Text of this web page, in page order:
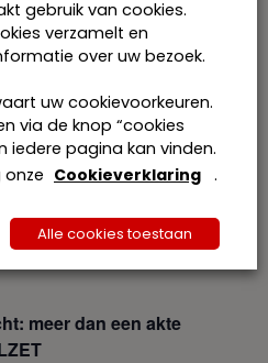
meer dan een akte
gebruik van cookies.
verzamelt en
over uw bezoek.
uw cookievoorkeuren.
via de knop “cookies
iedere pagina kan vinden.
onze Cookieverklaring .
Alle cookies toestaan